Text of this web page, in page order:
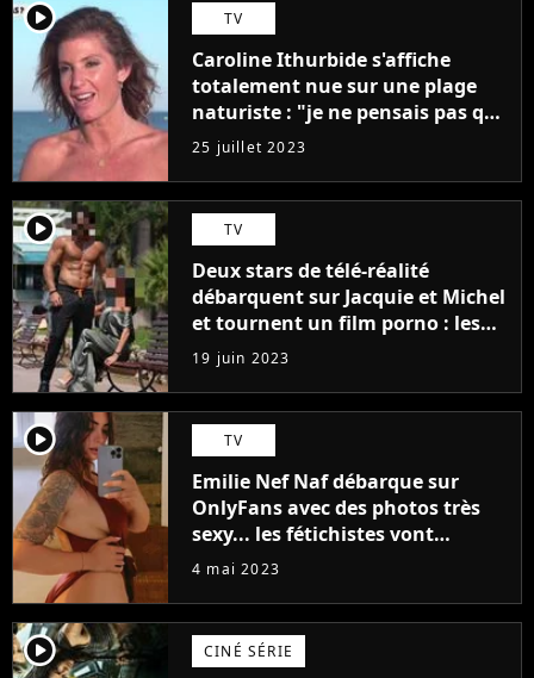
player2 TV
Caroline Ithurbide s'affiche
totalement nue sur une plage
naturiste : "je ne pensais pas que
j'arriverais à le faire..."
25 juillet 2023
player2 TV
Deux stars de télé-réalité
débarquent sur Jacquie et Michel
et tournent un film porno : les
premières images du tournage
(exclu)
19 juin 2023
player2 TV
Emilie Nef Naf débarque sur
OnlyFans avec des photos très
sexy... les fétichistes vont
prendre leur pied !
4 mai 2023
player2 CINÉ SÉRIE